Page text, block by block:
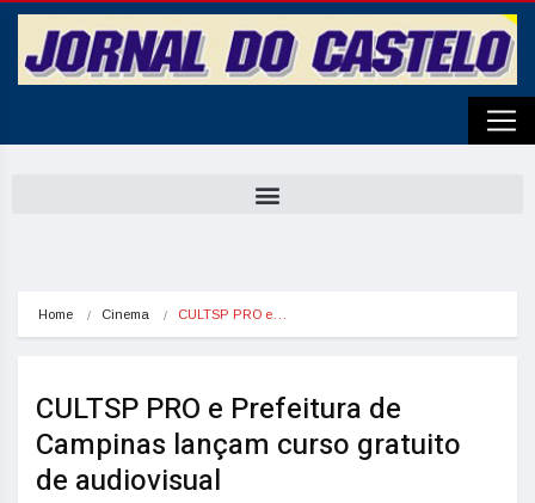
Home Cinema CULTSP PRO e…
CULTSP PRO e Prefeitura de
Campinas lançam curso gratuito
de audiovisual